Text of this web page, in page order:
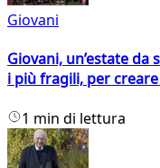
Giovani
Giovani, un’estate
i più fragili, per
1 min di lettura